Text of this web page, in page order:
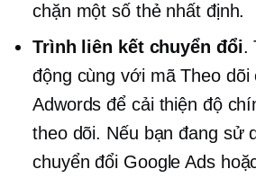
chặn một số thẻ nhất định.
Trình liên kết chuyển đổi.
động cùng với mã Theo dõi
Adwords để cải thiện độ
theo dõi. Nếu bạn đang sử
chuyển đổi Google Ads